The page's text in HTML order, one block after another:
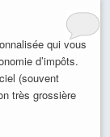
qui vous
d’impôts.
(souvent
très grossière